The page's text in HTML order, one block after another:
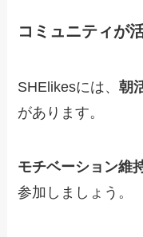
コミュニティが
SHElikesには、朝
があります。
モチベーション維
参加しましょう。